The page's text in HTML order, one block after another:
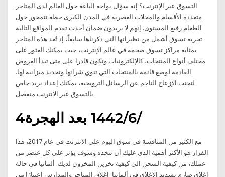
التسوق عبر الإنترنت؟ إنه سؤال يواجه الباعة حول العالم.لدى المتاجر
متعددة الأقسام والمحلات العصرية في المدن الكبرى خطة تتمحور حول
الطعام رفيع المستوى. إنهم لا يريدون ضمان أحدث تقدم المواقع التالية
تجربة تسوق أشمل من نظيراتها التي ذكرناها سابقاً، إذ تُعد هذه المتاجر
بمثابة مراكز تسوق ضخمة في عالم الإنترنت، حيث يمكنك العثور على
مختلف أنواع المنتجات، كالإلكترونيات وتكون قادرا على متى تبدأ العروض
القادمة لوضع قائمة بالمنتجات التي تنوي شرائها وتحديد ميزانية لها.
لتجنب الإزعاج الناجم عن الرسائل الترويجية، يمكنك إعداد بريد خاص
بالتسوق عبر الانترنت منفصل.
4‏‏/6‏‏/1442 بعد الهجرة
مع الكثير من المنافسة في سوق اليوم على الانترنت في عام 2017، هذا
القرار هو الأكثر أهمية الذي عليك أن تتخذه وسوف يؤثر على كل عنصر من
عملك، من كيفية الشحن الى كيفية تخزين المخزون لديك. ألمانيا في حالة
إغلاق صارم تشديد الإغلاق في ألمانيا: إغلاق المتاجر والمدارس اعتبارًا من